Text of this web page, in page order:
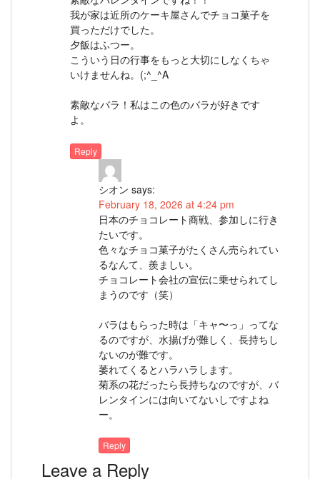
我が家は近所のケーキ屋さんでチョコ菓子を
買っただけでした。
夕飯はふつー。
こういう日の行事をもっと大切にしなくちゃ
いけませんね。(;^_^A
素敵なバラ！私はこの色のバラが好きです
よ。
Reply
シオン says:
February 18, 2026 at 4:24 pm
日本のチョコレート商戦、参加しに行き
たいです。
色々なチョコ菓子がたくさん売られてい
るなんて、羨ましい。
チョコレート会社の宣伝に乗せられてし
まうのです（笑）
バラはもらった時は「キャ〜っ」ってな
るのですが、水揚げが難しく、長持ちし
ないのが難です。
萎れてくるとハラハラします。
菊系の花だったら長持ちなのですが、バ
レンタインには向いてないしですよね
ー。
Reply
Leave a Reply